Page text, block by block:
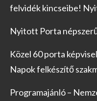
felvidék kincseibe!
Nyitott Porta
Közel 60 porta
Napok felkészítő
Programajánló –